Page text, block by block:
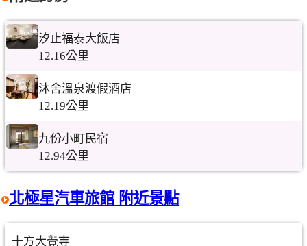
汐止福泰大飯店
12.16公里
沐舍溫泉渡假酒店
12.19公里
九份小町民宿
12.94公里
北極星汽車旅館 附近景點
十方大覺寺